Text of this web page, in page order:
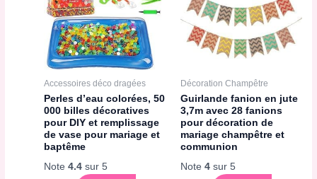
Accessoires déco dragées
Perles d’eau colorées, 50
000 billes décoratives
pour DIY et remplissage
de vase pour mariage et
baptême
Note4.4 sur 5
Décoration Champêtre
Guirlande fanion en jute
3,7m avec 28 fanions
pour décoration de
mariage champêtre et
communion
Note 4sur 5